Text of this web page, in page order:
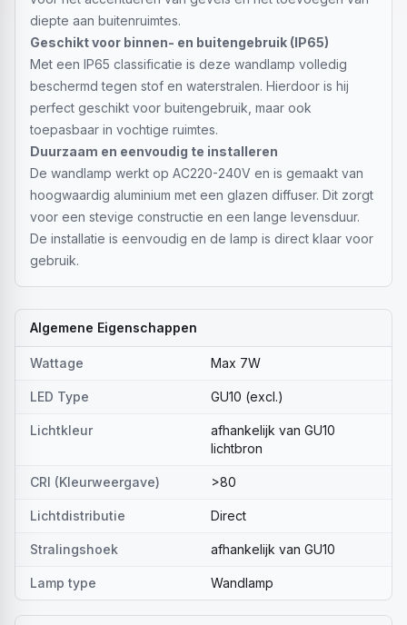
diepte aan buitenruimtes.
Geschikt voor binnen- en buitengebruik (IP65)
Met een IP65 classificatie is deze wandlamp volledig
beschermd tegen stof en waterstralen. Hierdoor is hij
perfect geschikt voor buitengebruik, maar ook
toepasbaar in vochtige ruimtes.
Duurzaam en eenvoudig te installeren
De wandlamp werkt op AC220-240V en is gemaakt van
hoogwaardig aluminium met een glazen diffuser. Dit zorgt
voor een stevige constructie en een lange levensduur.
De installatie is eenvoudig en de lamp is direct klaar voor
gebruik.
Algemene Eigenschappen
Wattage Max 7W
LED Type GU10 (excl.)
Lichtkleur
afhankelijk van GU10
lichtbron
CRI (Kleurweergave) >80
Lichtdistributie Direct
Stralingshoek afhankelijk van GU10
Lamp type Wandlamp